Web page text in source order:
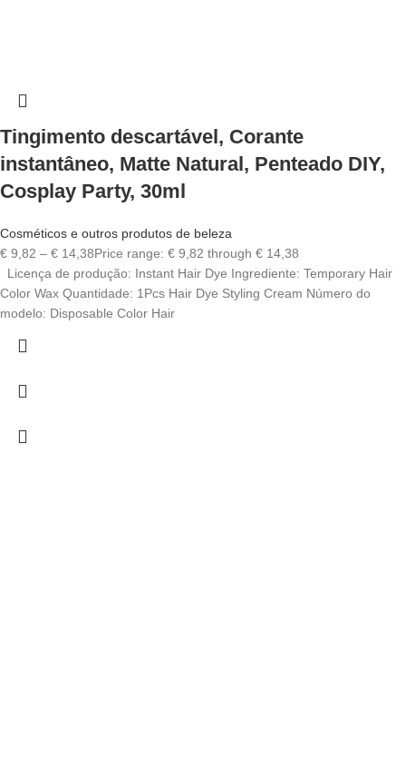
Tingimento descartável, Corante
instantâneo, Matte Natural, Penteado DIY,
Cosplay Party, 30ml
Cosméticos e outros produtos de beleza
€ 9,82 – € 14,38Price range: € 9,82 through € 14,38
Licença de produção: Instant Hair Dye Ingrediente: Temporary Hair
Color Wax Quantidade: 1Pcs Hair Dye Styling Cream Número do
modelo: Disposable Color Hair